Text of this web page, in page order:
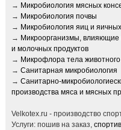
→ Микробиология мясных
→ Микробиология почвы
→ Микробиология яиц и
→ Микроорганизмы, влияющие
и молочных продуктов
→ Микрофлора тела животного
→ Санитарная микробиология
→ Санитарно-
производства мяса и мясных
Velkotex.ru - производство
Услуги: пошив на заказ,